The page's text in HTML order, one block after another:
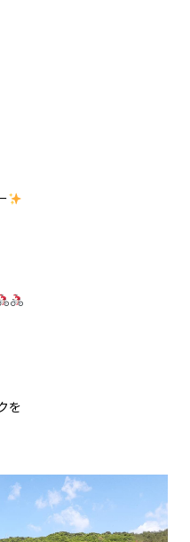
くために
安のある方のご相談
を